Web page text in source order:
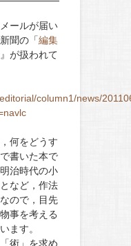
ールが届い
聞の「編集
が扱われて
column1/news/
何をどうす
書いた本で
治時代の小
など，作法
ので，目先
事を考える
ます。
術」を求め